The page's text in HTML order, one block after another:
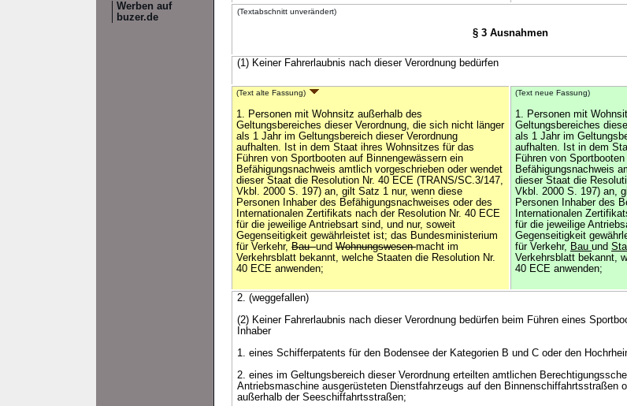
Werben auf
buzer.de
(Textabschnitt unverändert)
§ 3 Ausnahmen
(1) Keiner Fahrerlaubnis nach dieser Verordnung bedürfen
(Text alte Fassung)
1. Personen mit Wohnsitz außerhalb des
Geltungsbereiches dieser Verordnung, die sich nicht länger
als 1 Jahr im Geltungsbereich dieser Verordnung
aufhalten. Ist in dem Staat ihres Wohnsitzes für das
Führen von Sportbooten auf Binnengewässern ein
Befähigungsnachweis amtlich vorgeschrieben oder wendet
dieser Staat die Resolution Nr. 40 ECE (TRANS/SC.3/147,
Vkbl. 2000 S. 197) an, gilt Satz 1 nur, wenn diese
Personen Inhaber des Befähigungsnachweises oder des
Internationalen Zertifikats nach der Resolution Nr. 40 ECE
für die jeweilige Antriebsart sind, und nur, soweit
Gegenseitigkeit gewährleistet ist; das Bundesministerium
für Verkehr, Bau-und Wohnungswesenmacht im
Verkehrsblatt bekannt, welche Staaten die Resolution Nr.
40 ECE anwenden;
(Text neue Fassung)
1. Personen mit
Geltungsbereiches
als 1 Jahr im
aufhalten. Ist in dem
Führen von
Befähigungsnachweis
dieser Staat die
Vkbl. 2000 S. 197) an,
Personen Inhaber des
Internationalen
für die jeweilige
Gegenseitigkeit
für Verkehr, Bau und
Verkehrsblatt bekannt,
40 ECE anwenden;
2. (weggefallen)
(2) Keiner Fahrerlaubnis nach dieser Verordnung bedürfen beim Führen eines
Inhaber
1. eines Schifferpatents für den Bodensee der Kategorien B und C oder den
2. eines im Geltungsbereich dieser Verordnung erteilten amtlichen
Antriebsmaschine ausgerüsteten Dienstfahrzeugs auf den Binnenschiffahrtsstraßen
außerhalb der Seeschiffahrtsstraßen;